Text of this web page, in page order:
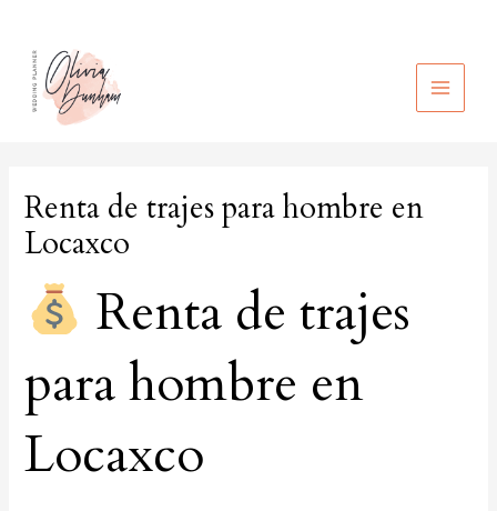
contenido
MAIN
Renta de trajes para hombre en
Locaxco
Renta de trajes
para hombre en
Locaxco